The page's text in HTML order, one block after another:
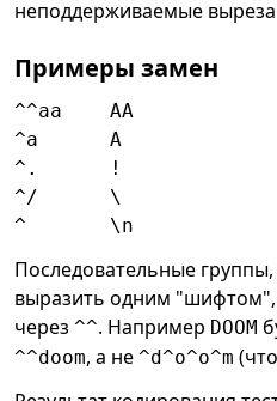
неподдерживаемые
Примеры замен
^^aa    AA
^a      A
^.      !
^/      \
Последовательные
выразить одним "шифтом",
через ^^. Например DOOM
^^doom, а не ^d^o^o^m